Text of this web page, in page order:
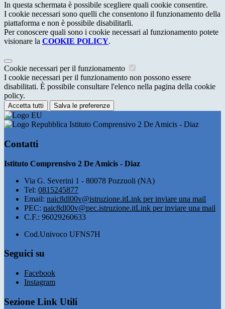
In questa schermata è possibile scegliere quali cookie consentire.
I cookie necessari sono quelli che consentono il funzionamento della
piattaforma e non è possibile disabilitarli.
Per conoscere quali sono i cookie necessari al funzionamento potete
visionare la COOKIE POLICY.
Cookie necessari per il funzionamento
I cookie necessari per il funzionamento non possono essere
disabilitati. È possibile consultare l'elenco nella pagina della cookie
policy.
Accetta tutti Salva le preferenze
Istituto Comprensivo 2 De Amicis - Diaz
Contatti
Istituto Comprensivo 2 De Amicis - Diaz
Via G. Severini 1 - 80078 Pozzuoli (NA)
Tel: 0815245877
Email: naic8dl00v@istruzione.itLink per inviare una mail
PEC: naic8dl00v@pec.istruzione.itLink per inviare una mail
C.F.: 96029260633
Cod.Univoco UFNS7H
Seguici su
Facebook
Instagram
Sezione Link Utili